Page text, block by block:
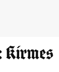
Kirmes